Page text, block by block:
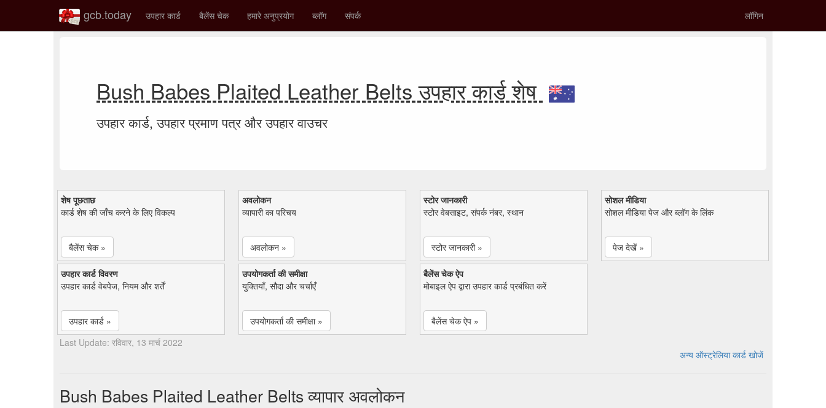
gcb.today उपहार कार्ड बैलेंस चेक हमारे अनुप्रयोग ब्लॉग संपर्क लॉगिन
Bush Babes Plaited Leather Belts उपहार कार्ड शेष
उपहार कार्ड, उपहार प्रमाण पत्र और उपहार वाउचर
शेष पूछताछ
कार्ड शेष की जाँच करने के लिए विकल्प
बैलेंस चेक »
अवलोकन
व्यापारी का परिचय
अवलोकन »
स्टोर जानकारी
स्टोर वेबसाइट, संपर्क नंबर, स्थान
स्टोर जानकारी »
सोशल मीडिया
सोशल मीडिया पेज और ब्लॉग के लिंक
पेज देखें »
उपहार कार्ड विवरण
उपहार कार्ड वेबपेज, नियम और शर्तें
उपहार कार्ड »
उपयोगकर्ता की समीक्षा
युक्तियाँ, सौदा और चर्चाएँ
उपयोगकर्ता की समीक्षा »
बैलेंस चेक ऐप
मोबाइल ऐप द्वारा उपहार कार्ड प्रबंधित करें
बैलेंस चेक ऐप »
Last Update: रविवार, 13 मार्च 2022
अन्य ऑस्ट्रेलिया कार्ड खोजें
Bush Babes Plaited Leather Belts व्यापार अवलोकन